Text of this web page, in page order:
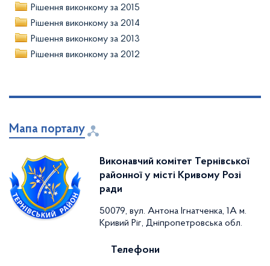
Рішення виконкому за 2015
Рішення виконкому за 2014
Рішення виконкому за 2013
Рішення виконкому за 2012
Мапа порталу
Виконавчий комітет Тернівської
районної у місті Кривому Розі
ради
50079, вул. Антона Ігнатченка, 1А м.
Кривий Ріг, Дніпропетровська обл.
Телефони